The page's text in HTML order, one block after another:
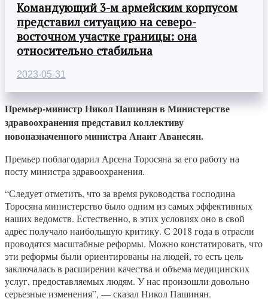
Командующий 3-м армейским корпусом
представил ситуацию на северо-
восточном участке границы: она
относительно стабильна
2023-05-31
Премьер-министр Никол Пашинян в Министерстве
здравоохранения представил коллективу
новоназначенного министра Анаит Аванесян.
Премьер поблагодарил Арсена Торосяна за его работу на
посту министра здравоохранения.
“Следует отметить, что за время руководства господина
Торосяна министерство было одним из самых эффективных
наших ведомств. Естественно, в этих условиях оно в свой
адрес получало наибольшую критику. С 2018 года в отрасли
проводятся масштабные реформы. Можно констатировать, что
эти реформы были ориентированы на людей, то есть цель
заключалась в расширении качества и объема медицинских
услуг, предоставляемых людям. У нас произошли довольно
серьезные изменения”, — сказал Никол Пашинян.